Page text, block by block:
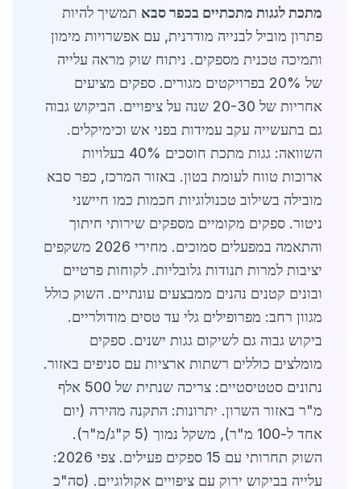
מתכת לגגות מתכתיים בכפר סבא תמשיך להיות
פתרון מוביל לבנייה מודרנית, עם אפשרויות מימון
ותמיכה טכנית מספקים. ניתוח שוק מראה עלייה
של 20% בפרויקטים מגורים. ספקים מציעים
אחריות של 20-30 שנה על ציפויים. הביקוש גבוה
גם בתעשייה עקב עמידות בפני אש וכימיקלים.
השוואה: גגות מתכת חוסכים 40% בעלויות
ארוכות טווח לעומת בטון. באזור המרכז, כפר סבא
מובילה בשילוב טכנולוגיות חכמות כמו חיישני
ניטור. ספקים מקומיים מספקים שירותי חיתוך
והתאמה במפעלים סמוכים. מחירי 2026 משקפים
יציבות למרות תנודות גלובליות. לקוחות פרטיים
ובונים קטנים נהנים ממבצעים עונתיים. השוק כולל
מגוון רחב: מפרופילים גלי עד טסים מודולריים.
ביקוש גבוה גם לשיקום גגות ישנים. ספקים
מומלצים כוללים רשתות ארציות עם סניפים באזור.
נתונים סטטיסטיים: צריכה שנתית של 500 אלף
מ"ר באזור השרון. יתרונות: התקנה מהירה (יום
אחד ל-100 מ"ר), משקל נמוך (5 ק"ג/מ"ר).
השוק תחרותי עם 15 ספקים פעילים. צפי 2026:
עלייה בביקוש ירוק עם ציפויים אקולוגיים. (סה"כ